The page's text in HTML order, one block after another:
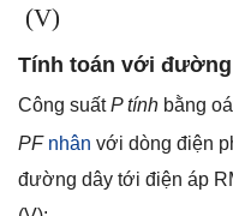
(V)
Tính toán với
Công suấtP tính bằng
PF nhân với dòng điện
đường dây tới điện áp